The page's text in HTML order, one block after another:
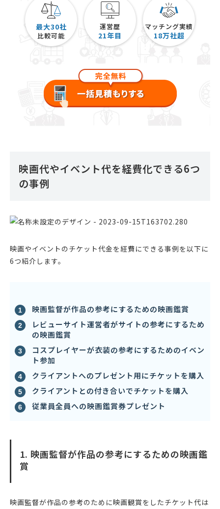
最大30社
比較可能
運営歴
21年目
マッチング実績
18万社超
映画代やイベント代を経費化できる6つ
の事例
映画やイベントのチケット代金を経費にできる事例を以下に
6つ紹介します。
映画監督が作品の参考にするための映画鑑賞
レビューサイト運営者がサイトの参考にするため
の映画鑑賞
コスプレイヤーが衣装の参考にするためのイベン
ト参加
クライアントへのプレゼント用にチケットを購入
クライアントとの付き合いでチケットを購入
従業員全員への映画鑑賞券プレゼント
1. 映画監督が作品の参考にするための映画鑑
賞
映画監督が作品の参考のために映画観賞をしたチケット代は